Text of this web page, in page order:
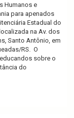
Humanos e
para apenados
Estadual do
na Av. dos
Santo Antônio, em
RS. O
sobre o
do